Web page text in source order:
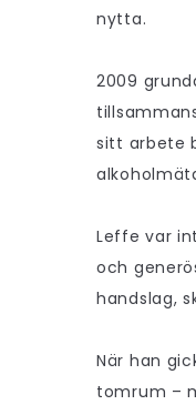
nytta.
2009
sitt arbete
Leffe var
och
handslag,
När han
tomrum –